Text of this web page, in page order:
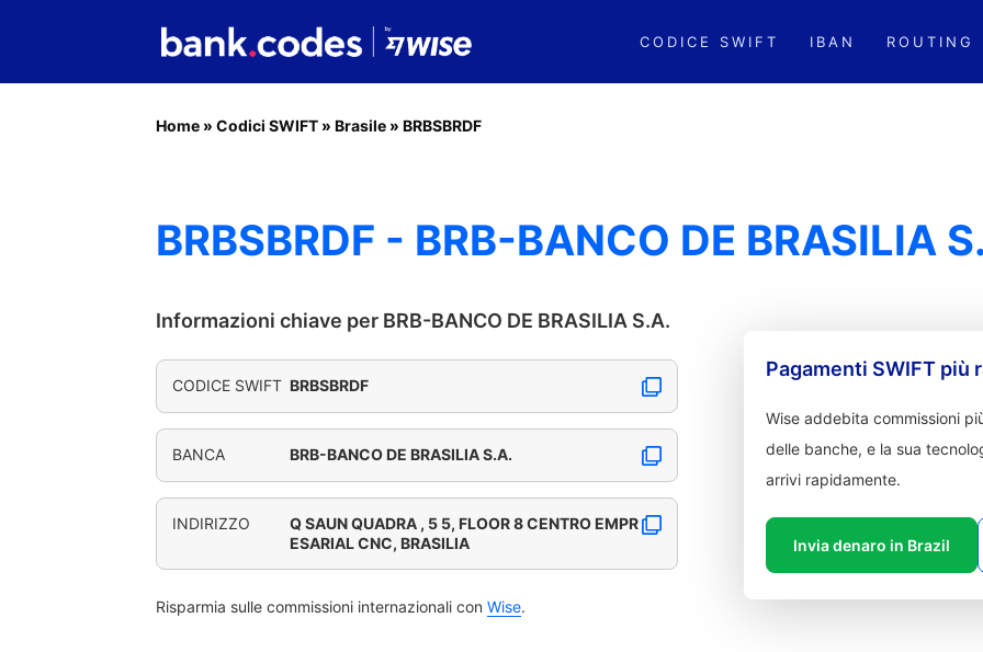
CODICE SWIFT IBAN ROUTING
Home » Codici SWIFT » Brasile » BRBSBRDF
BRBSBRDF - BRB-BANCO DE BRASILIA
Informazioni chiave per BRB-BANCO DE BRASILIA S.A.
CODICE SWIFT BRBSBRDF
BANCA BRB-BANCO DE BRASILIA S.A.
INDIRIZZO
Q SAUN QUADRA , 5 5, FLOOR 8 CENTRO EMPR
ESARIAL CNC, BRASILIA
Risparmia sulle commissioni internazionali con Wise.
Pagamenti SWIFT più
Wise addebita commissioni
delle banche, e la sua
arrivi rapidamente.
Invia denaro in Brazil